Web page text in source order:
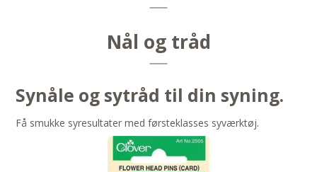
Nål og tråd
Synåle og sytråd til din syning.
Få smukke syresultater med førsteklasses syværktøj.